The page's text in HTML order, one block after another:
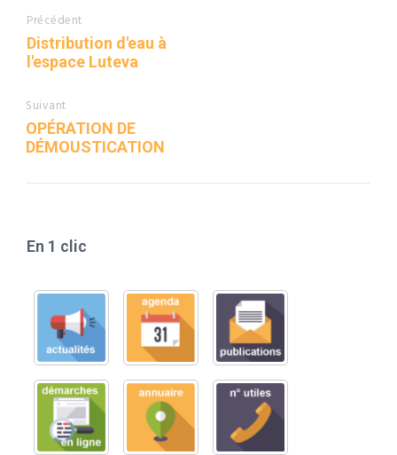
Précédent
Distribution d'eau à
l'espace Luteva
Suivant
OPÉRATION DE
DÉMOUSTICATION
En 1 clic